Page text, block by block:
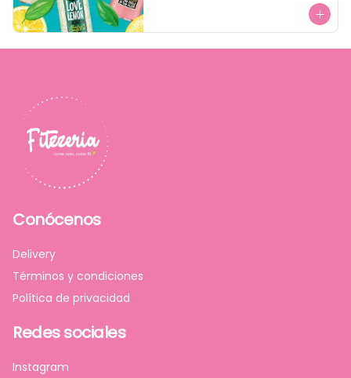
Conócenos
Delivery
Términos y condiciones
Política de privacidad
Redes sociales
Instagram